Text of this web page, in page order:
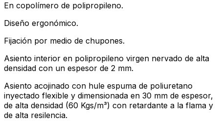
En copolímero de polipropileno.
Diseño ergonómico.
Fijación por medio de chupones.
Asiento interior en polipropileno virgen nervado de alta
densidad con un espesor de 2 mm.
Asiento acojinado con hule espuma de poliuretano
inyectado flexible y dimensionada en 30 mm de espesor,
de alta densidad (60 Kgs/m³) con retardante a la flama y
de alta resilencia.